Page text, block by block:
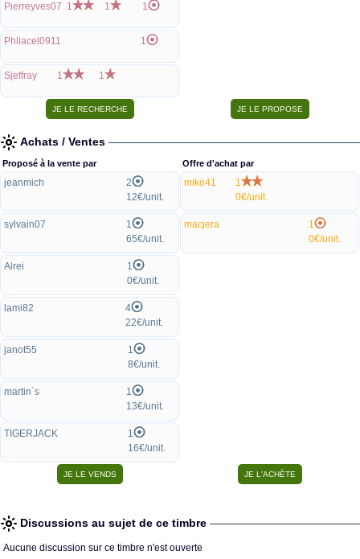
Pierreyves07 1 1 1
Philacel0911 1
Sjeffray 1 1
Achats / Ventes
Proposé à la vente par
jeanmich
2
12€/unit.
sylvain07
1
65€/unit.
Alrei
1
0€/unit.
lami82
4
22€/unit.
janot55
1
8€/unit.
martin`s
1
13€/unit.
TIGERJACK
1
16€/unit.
Offre d'achat par
mike41
1
0€/unit.
macjera
1
0€/unit.
Discussions au sujet de ce timbre
Aucune discussion sur ce timbre n'est ouverte